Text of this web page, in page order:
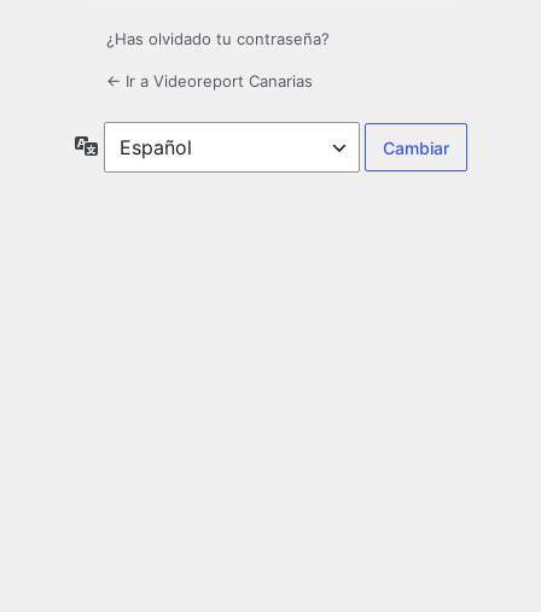
¿Has olvidado tu contraseña?
← Ir a Videoreport Canarias
Idioma